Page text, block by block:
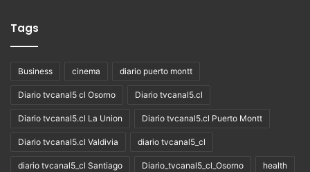
Tags
Business cinema diario puerto montt
Diario tvcanal5 cl Osorno Diario tvcanal5.cl
Diario tvcanal5.cl La Union Diario tvcanal5.cl Puerto Montt
Diario tvcanal5.cl Valdivia diario tvcanal5_cl
diario tvcanal5_cl Santiago Diario_tvcanal5_cl_Osorno health